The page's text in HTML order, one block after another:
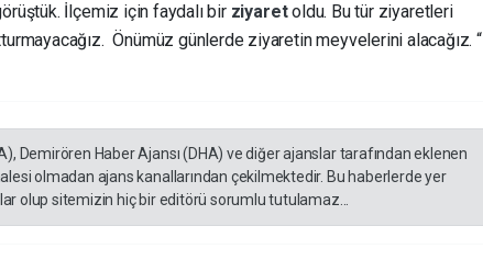
İlçemiz için faydalı bir ziyaretoldu. Bu tür ziyaretleri
Önümüz günlerde ziyaretin meyvelerini alacağız. “
Demirören Haber Ajansı (DHA) ve diğer ajanslar tarafından eklenen
olmadan ajans kanallarından çekilmektedir. Bu haberlerde yer
olup sitemizin hiç bir editörü sorumlu tutulamaz...